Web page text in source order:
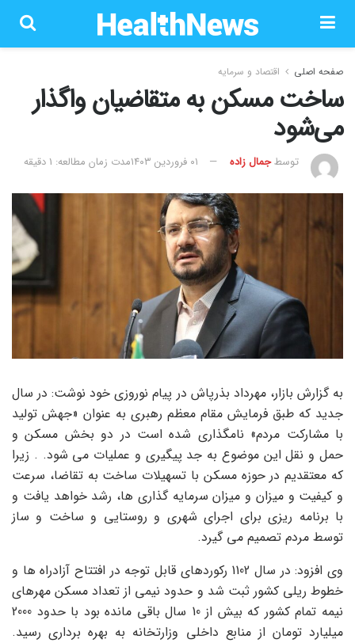
صفحه اصلی اقتصاد و سرمایه
ساخت مسکن به متقاضیان واگذار
می‌شود
توسطجمال زاده ۰۱ فروردین ۱۴۰۳ مدت زمان مطالعه: 1 دقیقه
به گزارش بازار، مهرداد بذرپاش در پیام نوروزی خود نوشت: در سال
جدید که طبق فرمایش مقام معظم رهبری به عنوان «جهش تولید
با مشارکت مردم» نامگذاری شده است در دو بخش مسکن و
حمل و نقل این موضوع به جد پیگیری و عملیات می شود. . زیرا
که معتقدیم در حوزه مسکن با تسهیلات ساخت به تقاضا، سرعت
و کیفیت و میزان و میزان سرمایه گذاری ها، رشد خواهد یافت و
با برنامه ریزی برای اجرای شهری و روستایی و ساخت و ساز
توسط مردم تصمیم می گیرد.
وی افزود: در سال 1102 رکوردهای قابل توجه در افتتاح آزادراه ها و
خطوط ریلی کشور ثبت شد و حدود نیمی از تعداد مسکن مهرهای
نیمه تمام کشور که بیش از 10 سال باقی مانده بود با حدود 2000
میلیارد تومان از منابع داخلی وزارتخانه به بهره برداری رسید.